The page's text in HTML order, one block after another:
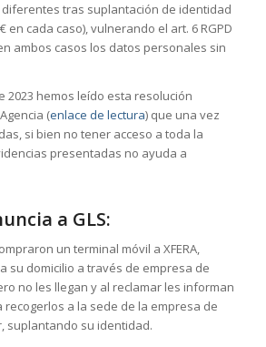
tras suplantación de identidad
en cada caso), vulnerando el art. 6 RGPD
ambos casos los datos personales sin
2023 hemos leído esta resolución
(enlace de lectura) que una vez
si bien no tener acceso a toda la
presentadas no ayuda a
a GLS:
un terminal móvil a XFERA,
su domicilio a través de empresa de
no les llegan y al reclamar les informan
recogerlos a la sede de la empresa de
suplantando su identidad.